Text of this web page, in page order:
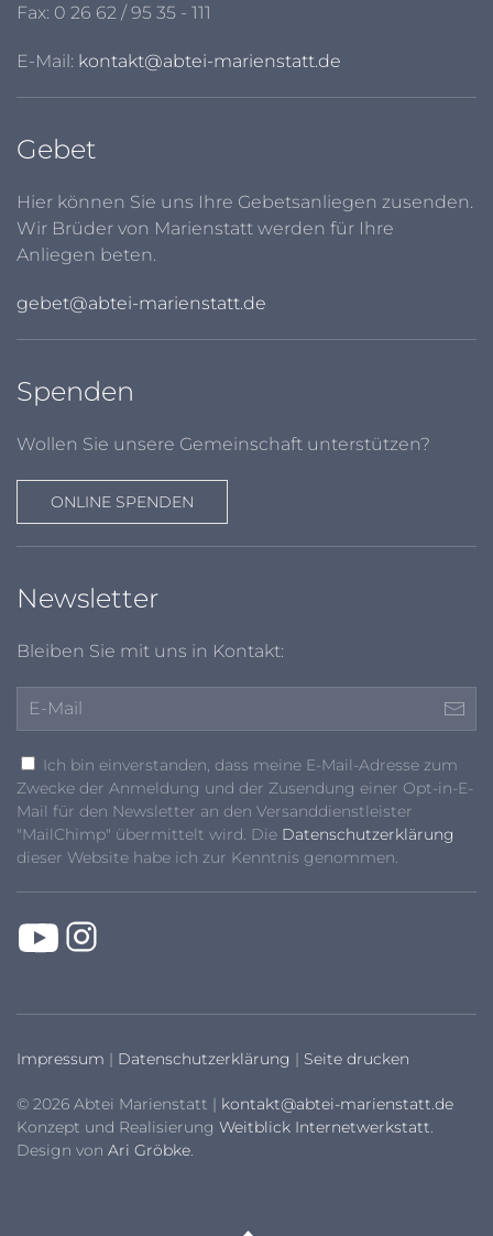
Fax: 0 26 62 / 95 35 - 111
E-Mail: kontakt@abtei-marienstatt.de
Gebet
Hier können Sie uns Ihre Gebetsanliegen zusenden.
Wir Brüder von Marienstatt werden für Ihre
Anliegen beten.
gebet@abtei-marienstatt.de
Spenden
Wollen Sie unsere Gemeinschaft unterstützen?
ONLINE SPENDEN
Newsletter
Bleiben Sie mit uns in Kontakt:
Ich bin einverstanden, dass meine E-Mail-Adresse zum
Zwecke der Anmeldung und der Zusendung einer Opt-in-E-
Mail für den Newsletter an den Versanddienstleister
"MailChimp" übermittelt wird. Die Datenschutzerklärung
dieser Website habe ich zur Kenntnis genommen.
Impressum | Datenschutzerklärung | Seite drucken
© 2026 Abtei Marienstatt | kontakt@abtei-marienstatt.de
Konzept und Realisierung Weitblick Internetwerkstatt.
Design von Ari Gröbke.